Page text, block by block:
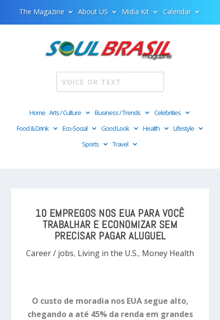
The Magazine About US Midia Kit Calendar
Home Arts / Culture Business / Trends
Celebrities
Food & Drink
Eco-Social Good Look Health
Lifestyle
Sports
Travel
10 EMPREGOS NOS EUA PARA VOCÊ
TRABALHAR E ECONOMIZAR SEM
PRECISAR PAGAR ALUGUEL
Career / jobs, Living in the U.S., Money Health
O custo de moradia nos EUA segue alto,
chegando a até 45% da renda em grandes